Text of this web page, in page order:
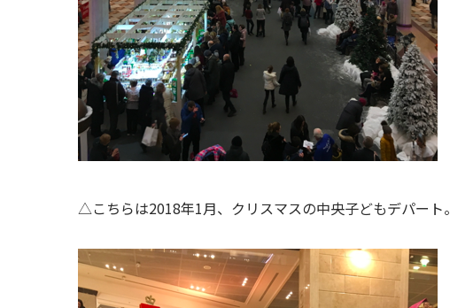
△こちらは2018年1月、クリスマスの中央子どもデパート。